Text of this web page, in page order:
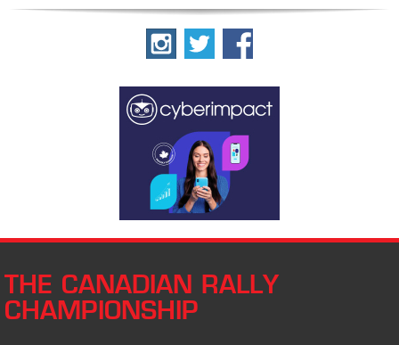
THE CANADIAN RALLY
CHAMPIONSHIP